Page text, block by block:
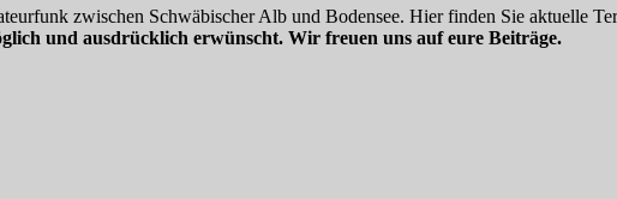
zwischen Schwäbischer Alb und Bodensee. Hier finden Sie aktuelle
und ausdrücklich erwünscht. Wir freuen uns auf eure Beiträge.